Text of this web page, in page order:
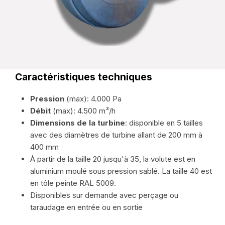
Caractéristiques techniques
Pression (max): 4.000 Pa
Débit (max): 4.500 m³/h
Dimensions de la turbine: disponible en 5 tailles
avec des diamètres de turbine allant de 200 mm à
400 mm
À partir de la taille 20 jusqu'à 35, la volute est en
aluminium moulé sous pression sablé. La taille 40 est
en tôle peinte RAL 5009.
Disponibles sur demande avec perçage ou
taraudage en entrée ou en sortie